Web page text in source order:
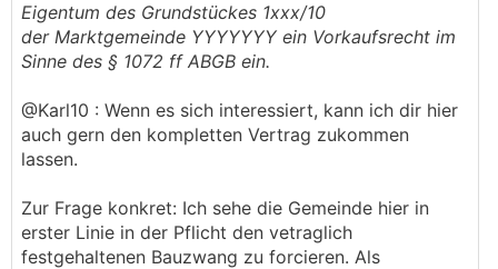
Eigentum des Grundstückes 1xxx/10
der Marktgemeinde YYYYYYY ein Vorkaufsrecht im
Sinne des § 1072 ff ABGB ein.
@Karl10 : Wenn es sich interessiert, kann ich dir hier
auch gern den kompletten Vertrag zukommen
lassen.
Zur Frage konkret: Ich sehe die Gemeinde hier in
erster Linie in der Pflicht den vetraglich
festgehaltenen Bauzwang zu forcieren. Als